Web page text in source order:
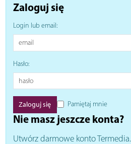
Zaloguj się
Login lub email:
Hasło:
Pamiętaj mnie
Nie masz jeszcze konta?
Utwórz darmowe konto Termedia.